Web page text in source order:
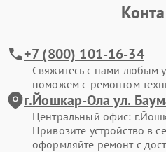
+7 (800) 101-16-34
Свяжитесь с нами любым
поможем с ремонтом
г.Йошкар-Ола ул.
Центральный офис:
Привозите устройство в
оформляйте ремонт с